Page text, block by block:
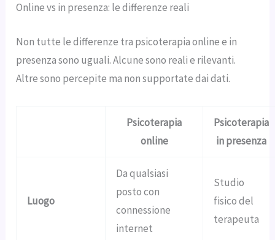
Online vs in presenza: le differenze reali
Non tutte le differenze tra psicoterapia online e in
presenza sono uguali. Alcune sono reali e rilevanti.
Altre sono percepite ma non supportate dai dati.
Psicoterapia
online
Psicoterapia
in presenza
Luogo
Da qualsiasi
posto con
connessione
internet
Studio
fisico del
terapeuta